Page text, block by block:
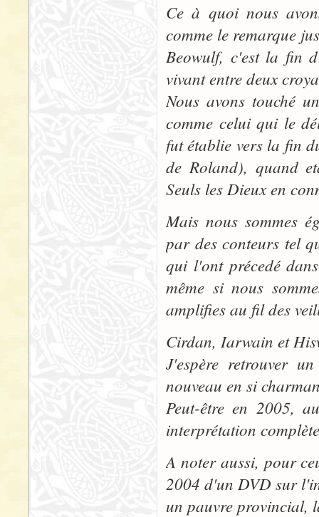
Ce à quoi nous
comme le remarque
Beowulf, c'est la fin
vivant entre deux
Nous avons touché
comme celui qui le
fut établie vers la fin
de Roland), quand
Seuls les Dieux en
Mais nous sommes
par des conteurs tel
qui l'ont précedé
même si nous
amplifies au fil des
Cirdan, Iarwain et
J'espère retrouver
nouveau en si
Peut-être en 2005,
interprétation
A noter aussi, pour
2004 d'un DVD sur
un pauvre provincial,